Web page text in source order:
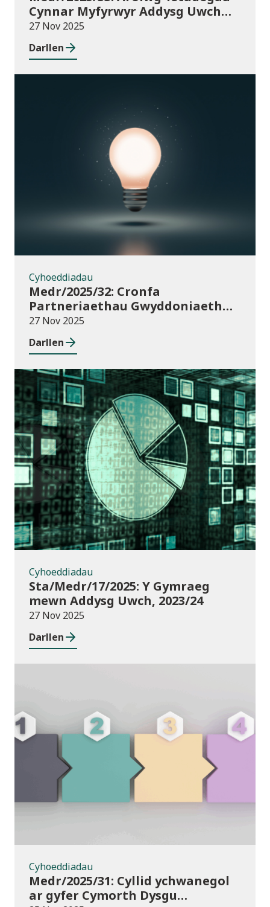
Cynnar Myfyrwyr Addysg Uwch
2025/26
27 Nov 2025
Darllen
Cyhoeddiadau
Cyhoeddiadau
Medr/2025/32: Cronfa
Partneriaethau Gwyddoniaeth
Rhyngwladol (ISPF) 2025-26
27 Nov 2025
Darllen
Cyhoeddiadau
Cyhoeddiadau
Sta/Medr/17/2025: Y Gymraeg
mewn Addysg Uwch, 2023/24
27 Nov 2025
Darllen
Cyhoeddiadau
Cyhoeddiadau
Medr/2025/31: Cyllid ychwanegol
ar gyfer Cymorth Dysgu